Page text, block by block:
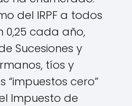
del IRPF a todos
0,25 cada año,
Sucesiones y
tíos y
“impuestos cero”
Impuesto de